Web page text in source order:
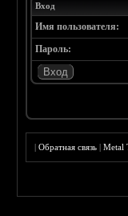
Вход
Имя пользователя:
Пароль:
|Обратная связь |Metal